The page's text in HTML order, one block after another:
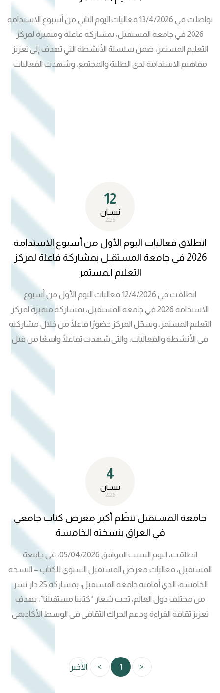
تواصلت في 13/4/2026 فعاليات اليوم الثاني من أسبوع الاستدامة
2026 في جامعة المستقبل، بمشاركة فاعلة ومتميزة لمركز
التعليم المستمر، ضمن سلسلة الأنشطة التي تهدف إلى تعزيز
مفاهيم الاستدامة لدى الطلبة والمجتمع. وشهدت الفعاليات
حضورًا واسعًا وتفاعلًا ملحوظًا من قبل الطلبة والزائرين، حيث
واصل مركز التعليم المستمر دوره في تقديم البرامج التوعوية
والتعريفية التي تسلط الضوء على أهمية الاستدامة ودور التعليم
المستمر في تنمية المهارات وبناء القدرات. كما تضمن حضور
المركز التعريف بالدورات والبرامج التدريبية التي يقدمها في
مختلف المجالات، إلى جانب التفاعل المباشر مع الطلبة والإجابة
عن استفساراتهم، بما يسهم في تعزيز وعيهم بأهمية التطوير
الذاتي والتعلم المستمر. وحرص فريق المركز على خلق بيئة
تفاعلية إيجابية من خلال التواصل المباشر مع الحضور، وتقديم
مبادرات تشجيعية تعزز من روح المشاركة والانخراط في
الأنشطة التعليمية. وتأتي هذه المشاركة استمرارًا لنهج جامعة
المستقبل في دعم الأنشطة العلمية والتوعوية، وترسيخ
مفاهيم التنمية المستدامة، وتعزيز دور المؤسسات التعليمية في
خدمة المجتمع.
12
نيسان
2026
انطلاق فعاليات اليوم الأول من أسبوع الاستدامة
2026 في جامعة المستقبل بمشاركة فاعلة لمركز
التعليم المستمر
انطلقت في 12/4/2026 فعاليات اليوم الأول من أسبوع
الاستدامة 2026 في جامعة المستقبل، بمشاركة متميزة لمركز
التعليم المستمر. وسجّل المركز حضورًا فاعلًا من خلال مشاركته
في الأنشطة والفعاليات، والتي شهدت تفاعلًا واسعًا من قبل
الطلبة والزائرين. وتضمنت مشاركة المركز تقديم برامج تعريفية
وتوعوية هدفت إلى نشر مفاهيم الاستدامة، وتسليط الضوء
على أهمية التعليم المستمر في تطوير المهارات وبناء القدرات،
فضلًا عن التعريف بالدورات والبرامج التدريبية التي يقدمها المركز
في مختلف المجالات. كما قام فريق المركز بتوزيع هدايا رمزية
على الطلبة، في مبادرة تهدف إلى تعزيز التفاعل وتشجيع
المشاركة، وخلق بيئة تعليمية إيجابية محفزة على التعلم والتطوير.
وتأتي هذه المشاركة انسجامًا مع رؤية جامعة المستقبل في
دعم المبادرات الهادفة إلى تنمية الوعي المجتمعي وتعزيز مفاهيم
التنمية المستدامة.
4
نيسان
2026
جامعة المستقبل تنظّم أكبر معرض كتاب جامعي
في العراق بنسخته الخامسة
انطلقت، اليوم السبت الموافق 05/04/2026، في جامعة
المستقبل، فعاليات معرض المستقبل السنوي للكتاب – النسخة
الخامسة، الذي أقامته جامعة المستقبل، بمشاركة 25 دار نشر
من مختلف دول العالم، تحت شعار “كتابنا مستقبلنا”، بهدف
تعزيز ثقافة القراءة ودعم الحراك الثقافي في الوسط الأكاديمي
والمجتمعي. ويُعد المعرض من أبرز الفعاليات الثقافية على
مستوى الجامعات العراقية، إذ يجمع بين المعرفة والإبداع في
بيئة علمية متكاملة، تسهم في تعزيز الوعي الثقافي لدى الطلبة
والمهتمين. ويتضمن المعرض برنامجًا متنوعًا يشمل لقاءات
حوارية مع نخبة من الكتّاب والشعراء والأدباء، إلى جانب عروض
<
1
> الأخير